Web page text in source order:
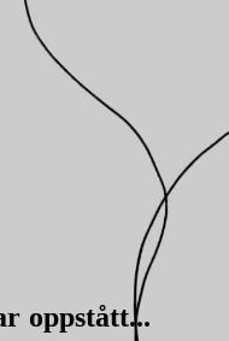
oppstått...